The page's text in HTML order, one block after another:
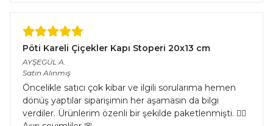
Pöti Kareli Çiçekler Kapı Stoperi 20x13 cm
AYŞEGÜL A.
Satın Alınmış
Öncelikle satıcı çok kibar ve ilgili sorularıma hemen
dönüş yaptılar siparişimin her aşamasın da bilgi
verdiler. Ürünlerim özenli bir şekilde paketlenmişti. 👌🏻